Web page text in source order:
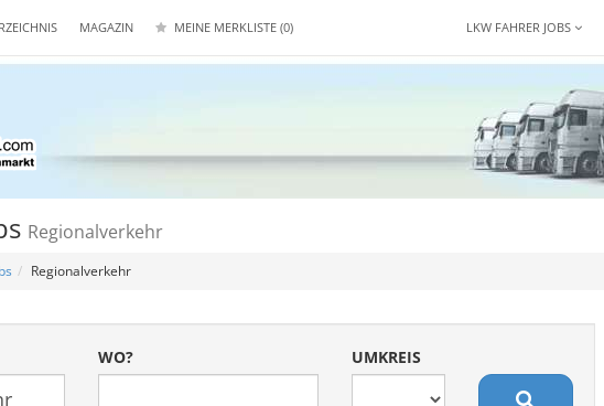
MAGAZIN MEINE MERKLISTE (0) LKW FAHRER JOBS
Regionalverkehr
Regionalverkehr
WO? UMKREIS